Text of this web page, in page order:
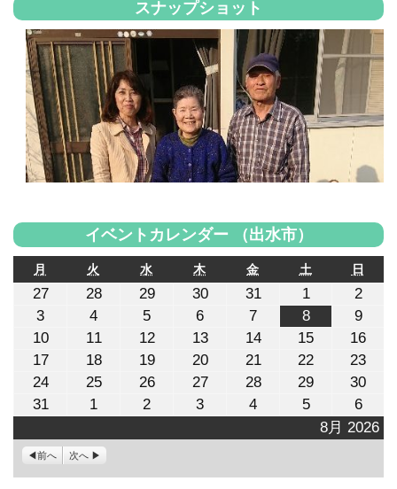
スナップショット
イベントカレンダー （出水市）
8月 2026
月
曜
日
火
曜
日
水水
曜
日
木木
曜
日
金金
曜
日
土土
曜
日
曜
272026
月
282026
日
292026
月
日
302026
月
日
312026
月
日
12026
年
8
月
日
22026
年
8
月
日
32026
年
8
月
日
42026
年
8
月
日
52026
年
8
月
日
62026
年
8
月
日
72026
年
8
月
日
82026
年
8
月
日
92026
年
8
月
日
102026
年
月
日
112026
年
8
月
122026
年
8
月
132026
年
8
月
142026
8
月
152026
8
月
162026
8
月
172026
年
8
17
182026
年
8
18
192026
年
8
19
202026
年
20
212026
年
8
21
222026
8
22
日
232026
8
23
日
242026
8
24
日
252026
25
日
262026
26
272026
27
282026
28
292026
月
29
302026
月
30
312026
年
月
31
日
12026
年
月
1
日
22026
年
日
32026
年
日
42026
年
日
52026
年
日
62026
年
9
日
前へ 次へ